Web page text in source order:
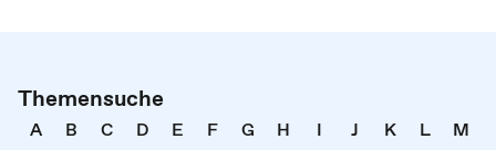
Themensuche
A B C D E F G H I J K L
M